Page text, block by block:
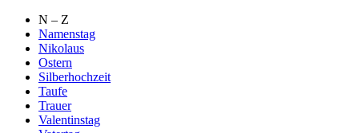
N – Z
Namenstag
Nikolaus
Ostern
Silberhochzeit
Taufe
Trauer
Valentinstag